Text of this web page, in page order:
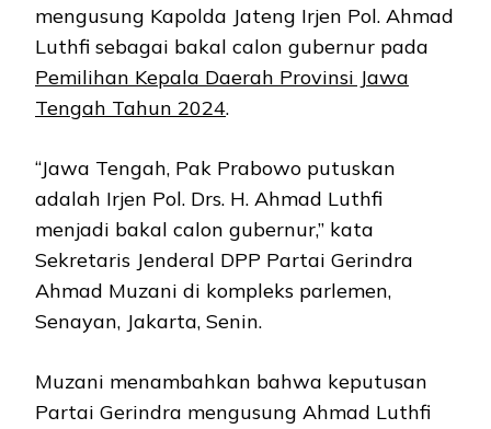
mengusung Kapolda Jateng Irjen Pol. Ahmad
Luthfi sebagai bakal calon gubernur pada
Pemilihan Kepala Daerah Provinsi Jawa
Tengah Tahun 2024.
“Jawa Tengah, Pak Prabowo putuskan
adalah Irjen Pol. Drs. H. Ahmad Luthfi
menjadi bakal calon gubernur,” kata
Sekretaris Jenderal DPP Partai Gerindra
Ahmad Muzani di kompleks parlemen,
Senayan, Jakarta, Senin.
Muzani menambahkan bahwa keputusan
Partai Gerindra mengusung Ahmad Luthfi